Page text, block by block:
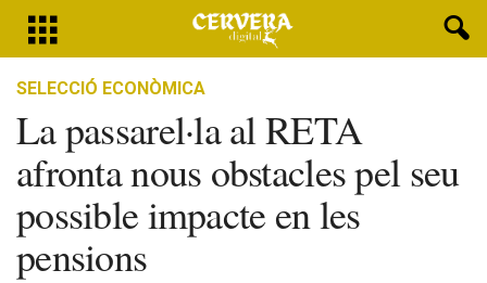
SELECCIÓ ECONÒMICA
La passarel·la al RETA
afronta nous obstacles pel seu
possible impacte en les
pensions